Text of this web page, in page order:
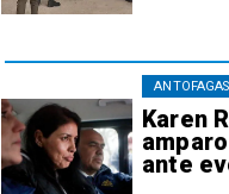
Karen
ante